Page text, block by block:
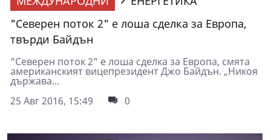
"Северен поток 2" е лоша сделка за Европа,
твърди Байдън
"Северен поток 2" е лоша сделка за Европа, смята
американският вицепрезидент Джо Байдън. „Никоя
държава...
25 Авг 2016, 15:49
0